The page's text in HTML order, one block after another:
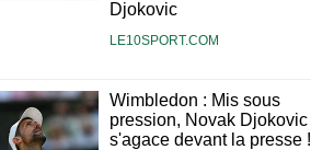
Djokovic
LE10SPORT.COM
Wimbledon : Mis sous
pression, Novak Djokovic
s'agace devant la presse !